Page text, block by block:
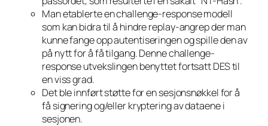
Man etablerte en challenge-response modell
som kan bidra til å hindre replay-angrep der man
kunne fange opp autentiseringen og spille den av
på nytt for å få tilgang. Denne challenge-
response utvekslingen benyttet fortsatt DES til
en viss grad.
Det ble innført støtte for en sesjonsnøkkel for å
få signering og/eller kryptering av dataene i
sesjonen.